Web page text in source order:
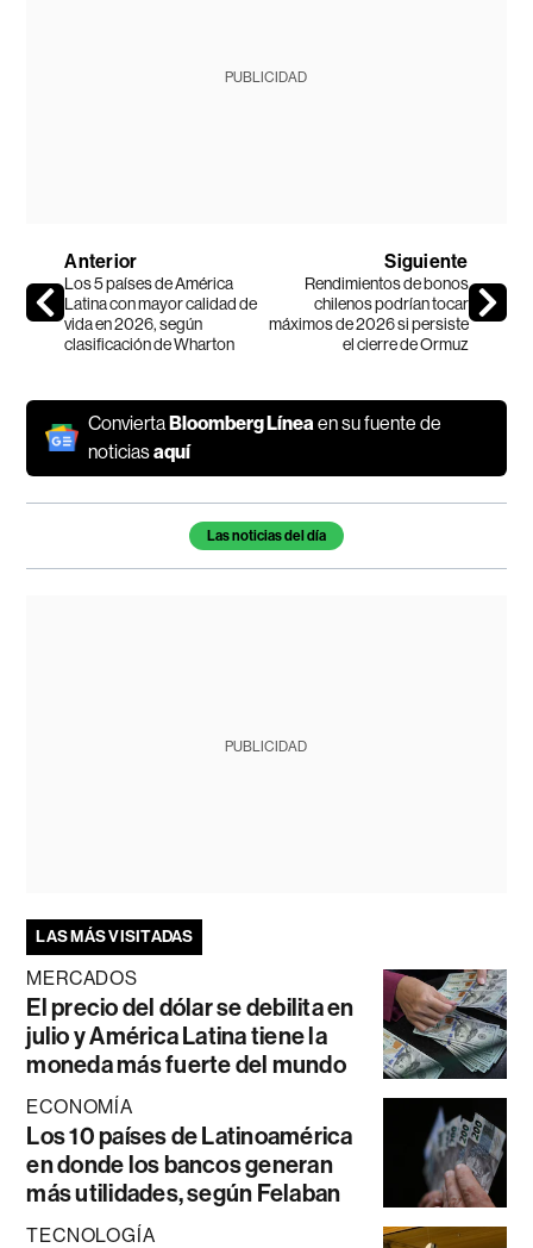
PUBLICIDAD
Anterior
Los 5 países de América
Latina con mayor calidad de
vida en 2026, según
clasificación de Wharton
Siguiente
Rendimientos de bonos
chilenos podrían tocar
máximos de 2026 si persiste
el cierre de Ormuz
ConviertaBloomberg Línea en su fuente de
noticiasaquí
Temas de este artículoLas noticias del día
PUBLICIDAD
LAS MÁS VISITADAS
MERCADOS
El precio del dólar se debilita en
julio y América Latina tiene la
moneda más fuerte del mundo
ECONOMÍA
Los 10 países de Latinoamérica
en donde los bancos generan
más utilidades, según Felaban
TECNOLOGÍA